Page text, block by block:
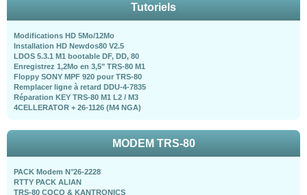
Tutoriels
Modifications HD 5Mo/12Mo
Installation HD Newdos80 V2.5
LDOS 5.3.1 M1 bootable DF, DD, 80
Enregistrez 1,2Mo en 3,5" TRS-80 M1
Floppy SONY MPF 920 pour TRS-80
Remplacer ligne à retard DDU-4-7835
Réparation KEY TRS-80 M1 L2 / M3
4CELLERATOR + 26-1126 (M4 NGA)
MODEM TRS-80
PACK Modem N°26-2228
RTTY PACK ALIAN
TRS-80 COCO & KANTRONICS